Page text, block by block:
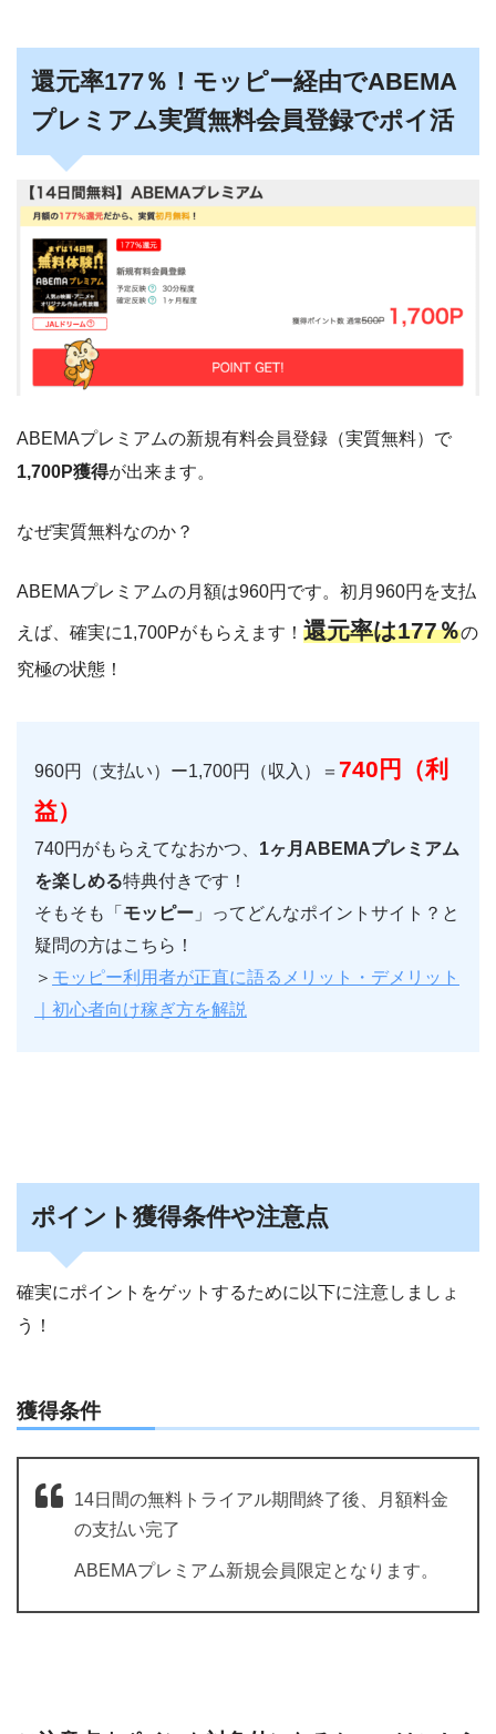
還元率177％！モッピー経由でABEMA
プレミアム実質無料会員登録でポイ活
ABEMAプレミアムの新規有料会員登録（実質無料）で
1,700P獲得が出来ます。
なぜ実質無料なのか？
ABEMAプレミアムの月額は960円です。初月960円を支払
えば、確実に1,700Pがもらえます！ 還元率は177％の
究極の状態！
960円（支払い）ー1,700円（収入）＝ 740円（利
益）
740円がもらえてなおかつ、 1ヶ月ABEMAプレミアム
を楽しめる特典付きです！
そもそも「 モッピー 」ってどんなポイントサイト？と
疑問の方はこちら！
＞ モッピー利用者が正直に語るメリット・デメリット
｜初心者向け稼ぎ方を解説
ポイント獲得条件や注意点
確実にポイントをゲットするために以下に注意しましょ
う！
獲得条件
14日間の無料トライアル期間終了後、月額料金
の支払い完了
ABEMAプレミアム新規会員限定となります。